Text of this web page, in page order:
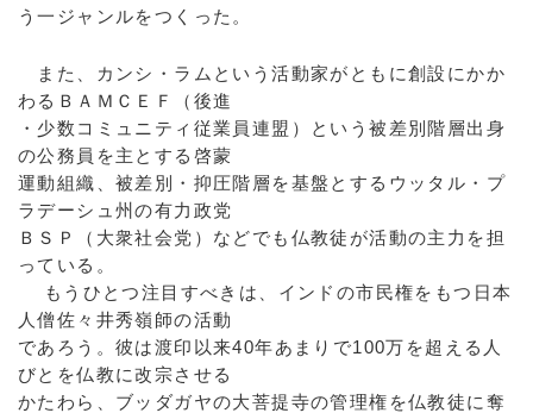
う一ジャンルをつくった。
また、カンシ・ラムという活動家がともに創設にかか
わるＢＡＭＣＥＦ（後進
・少数コミュニティ従業員連盟）という被差別階層出身
の公務員を主とする啓蒙
運動組織、被差別・抑圧階層を基盤とするウッタル・プ
ラデーシュ州の有力政党
ＢＳＰ（大衆社会党）などでも仏教徒が活動の主力を担
っている。
もうひとつ注目すべきは、インドの市民権をもつ日本
人僧佐々井秀嶺師の活動
であろう。彼は渡印以来40年あまりで100万を超える人
びとを仏教に改宗させる
かたわら、ブッダガヤの大菩提寺の管理権を仏教徒に奪